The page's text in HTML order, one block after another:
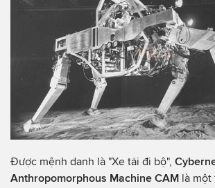
Được mệnh danh là "Xe tải đi bộ",
Anthropomorphous Machine CAM là một